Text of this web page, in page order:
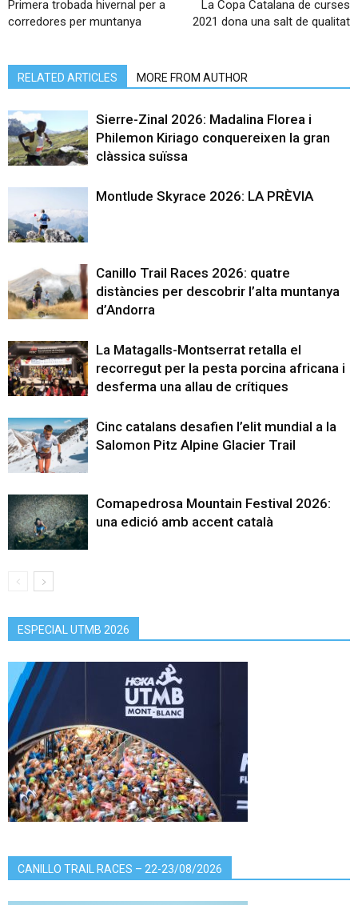
Primera trobada hivernal per a
corredores per muntanya
La Copa Catalana de curses
2021 dona una salt de qualitat
RELATED ARTICLES MORE FROM AUTHOR
Sierre-Zinal 2026: Madalina Florea i
Philemon Kiriago conquereixen la gran
clàssica suïssa
Montlude Skyrace 2026: LA PRÈVIA
Canillo Trail Races 2026: quatre
distàncies per descobrir l’alta muntanya
d’Andorra
La Matagalls-Montserrat retalla el
recorregut per la pesta porcina africana i
desferma una allau de crítiques
Cinc catalans desafien l’elit mundial a la
Salomon Pitz Alpine Glacier Trail
Comapedrosa Mountain Festival 2026:
una edició amb accent català
ESPECIAL UTMB 2026
CANILLO TRAIL RACES – 22-23/08/2026